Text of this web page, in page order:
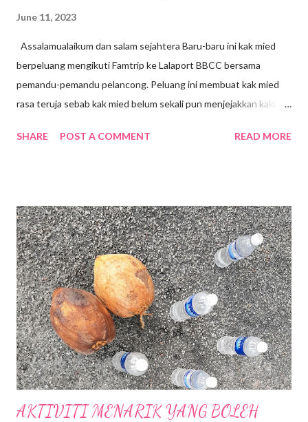
June 11, 2023
Assalamualaikum dan salam sejahtera Baru-baru ini kak mied
berpeluang mengikuti Famtrip ke Lalaport BBCC bersama
pemandu-pemandu pelancong. Peluang ini membuat kak mied
rasa teruja sebab kak mied belum sekali pun menjejakkan kaki ke
Terletak di tengah-tengah Bandar, kawasan Bukit Bintang.
masuk atau pintu gerbang Penjara Pudu masih dikekalkan
sebagai tinggalan sejarah lalu. Mall ini mengenengahkan konsep
" Modern Simplicity" yang sinonim dengan tradisi Jepun dengan
gabungan fasiliti komersial, pejabat , kediaman, hotel dan lain-
lain. Merupakan fasiliti luar negara yang pertama di Asia
Tenggara oleh Mitsui Fudosan Co. Ltd.(Mitsui Fudosan) .
Terdapat 400 kedai untuk penyewaaan di Mall ini, serta
penampilan kedai-keda...
SHARE POST A COMMENT READ MORE
AKTIVITI MENARIK YANG BOLEH